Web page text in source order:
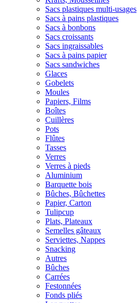
Sacs plastiques multi-usages
Sacs à pains plastiques
Sacs à bonbons
Sacs croissants
Sacs ingraissables
Sacs à pains papier
Sacs sandwiches
Glaces
Gobelets
Moules
Papiers, Films
Boîtes
Cuillères
Pots
Flûtes
Tasses
Verres
Verres à pieds
Aluminium
Barquette bois
Bûches, Bûchettes
Papier, Carton
Tulipcup
Plats, Plateaux
Semelles gâteaux
Serviettes, Nappes
Snacking
Autres
Bûches
Carrées
Festonnées
Fonds pliés